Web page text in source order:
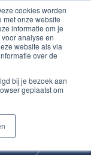
cookies worden
met onze website
informatie om je
analyse en
website als via
over de
bij je bezoek aan
geplaatst om
Inloggen account